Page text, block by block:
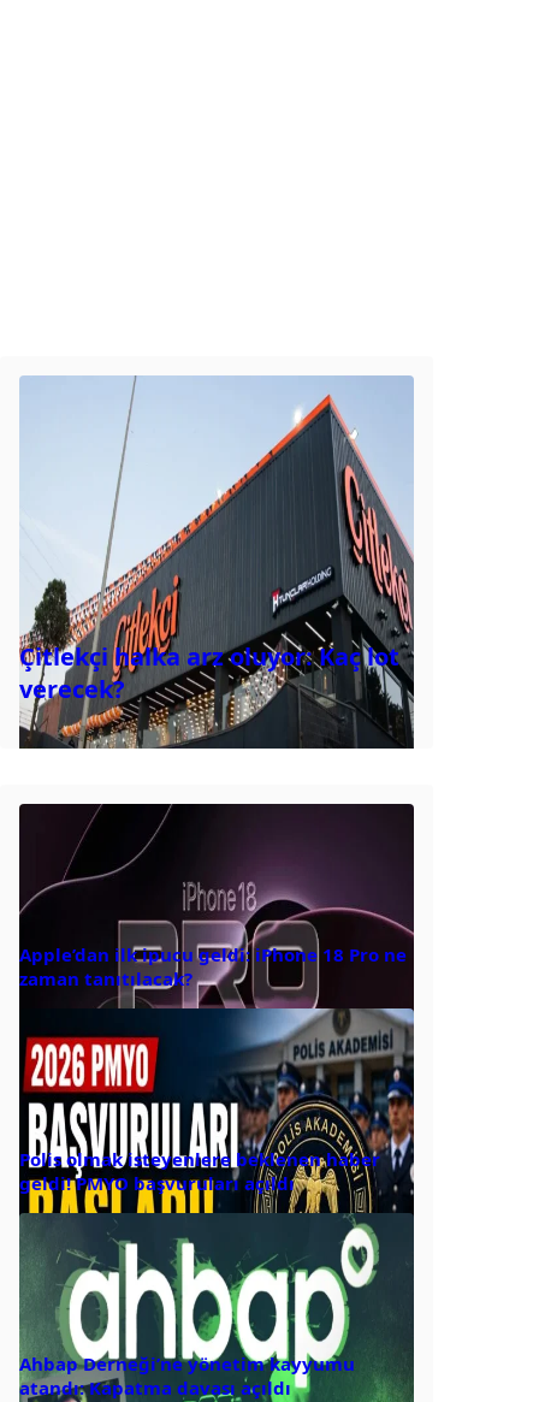
Çitlekçi halka arz oluyor: Kaç lot
verecek?
Apple’dan ilk ipucu geldi: iPhone 18 Pro ne
zaman tanıtılacak?
Polis olmak isteyenlere beklenen haber
geldi! PMYO başvuruları açıldı
Ahbap Derneği’ne yönetim kayyumu
atandı: Kapatma davası açıldı